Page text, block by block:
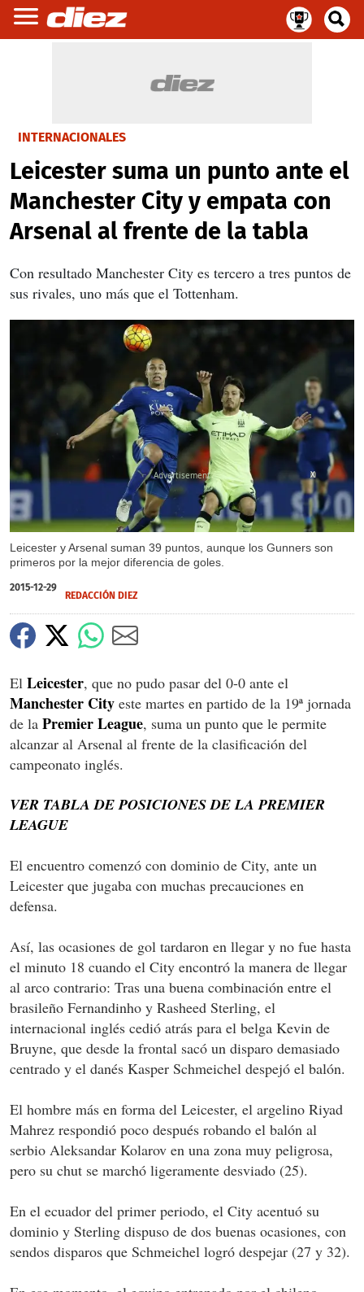
INTERNACIONALES
Leicester suma un punto ante el
Manchester City y empata con
Arsenal al frente de la tabla
Con resultado Manchester City es tercero a tres puntos de
sus rivales, uno más que el Tottenham.
Leicester y Arsenal suman 39 puntos, aunque los Gunners son
primeros por la mejor diferencia de goles.
X
2015-12-29
REDACCIÓN DIEZ
El Leicester, que no pudo pasar del 0-0 ante el
Manchester City este martes en partido de la 19ª jornada
de la Premier League, suma un punto que le permite
alcanzar al Arsenal al frente de la clasificación del
campeonato inglés.
VER TABLA DE POSICIONES DE LA PREMIER
LEAGUE
El encuentro comenzó con dominio de City, ante un
Leicester que jugaba con muchas precauciones en
defensa.
Así, las ocasiones de gol tardaron en llegar y no fue hasta
el minuto 18 cuando el City encontró la manera de llegar
al arco contrario: Tras una buena combinación entre el
brasileño Fernandinho y Rasheed Sterling, el
internacional inglés cedió atrás para el belga Kevin de
Bruyne, que desde la frontal sacó un disparo demasiado
centrado y el danés Kasper Schmeichel despejó el balón.
El hombre más en forma del Leicester, el argelino Riyad
Mahrez respondió poco después robando el balón al
serbio Aleksandar Kolarov en una zona muy peligrosa,
pero su chut se marchó ligeramente desviado (25).
En el ecuador del primer periodo, el City acentuó su
dominio y Sterling dispuso de dos buenas ocasiones, con
sendos disparos que Schmeichel logró despejar (27 y 32).